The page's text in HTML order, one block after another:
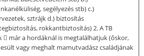
segélyezés stb) c.)
sztrájk d.) biztosítás
rokkantbiztosítás) 2. A TB
 már a hordáknál is megtalálhatjuk (őskor,
vagy meghalt mamutvadász családjának